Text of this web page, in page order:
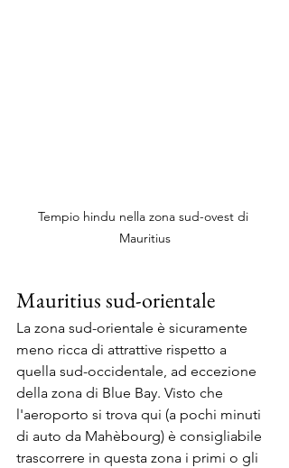
Tempio hindu nella zona sud-ovest di
Mauritius
Mauritius sud-orientale
La zona sud-orientale è sicuramente
meno ricca di attrattive rispetto a
quella sud-occidentale, ad eccezione
della zona di Blue Bay. Visto che
l'aeroporto si trova qui (a pochi minuti
di auto da Mahèbourg) è consigliabile
trascorrere in questa zona i primi o gli